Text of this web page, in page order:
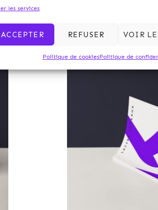
les services
ACCEPTER REFUSER VOIR
Politique de cookiesPolitique de